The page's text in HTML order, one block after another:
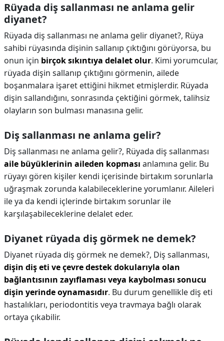
Rüyada diş sallanması ne anlama gelir
diyanet?
Rüyada diş sallanması ne anlama gelir diyanet?, Rüya
sahibi rüyasında dişinin sallanıp çıktığını görüyorsa, bu
onun için birçok sıkıntıya delalet olur. Kimi yorumcular,
rüyada dişin sallanıp çıktığını görmenin, ailede
boşanmalara işaret ettiğini hikmet etmişlerdir. Rüyada
dişin sallandığını, sonrasında çektiğini görmek, talihsiz
olayların son bulması manasına gelir.
Diş sallanması ne anlama gelir?
Diş sallanması ne anlama gelir?, Rüyada diş sallanması
aile büyüklerinin aileden kopması anlamına gelir. Bu
rüyayı gören kişiler kendi içerisinde birtakım sorunlarla
uğraşmak zorunda kalabileceklerine yorumlanır. Aileleri
ile ya da kendi içlerinde birtakım sorunlar ile
karşılaşabileceklerine delalet eder.
Diyanet rüyada diş görmek ne demek?
Diyanet rüyada diş görmek ne demek?, Diş sallanması,
dişin diş eti ve çevre destek dokularıyla olan
bağlantısının zayıflaması veya kaybolması sonucu
dişin yerinde oynamasıdır. Bu durum genellikle diş eti
hastalıkları, periodontitis veya travmaya bağlı olarak
ortaya çıkabilir.